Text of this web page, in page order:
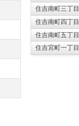
住吉南町三丁目
住吉南町四丁目
住吉南町五丁目
住吉宮町一丁目